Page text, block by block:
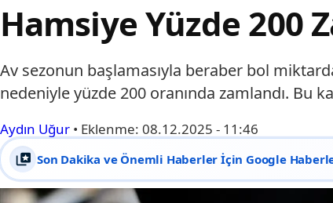
Hamsiye Yüzde 200
Av sezonun başlamasıyla beraber bol
nedeniyle yüzde 200 oranında zamlandı. Bu
Aydın Uğur • Eklenme: 08.12.2025 - 11:46
Son Dakika ve Önemli Haberler İçin Google